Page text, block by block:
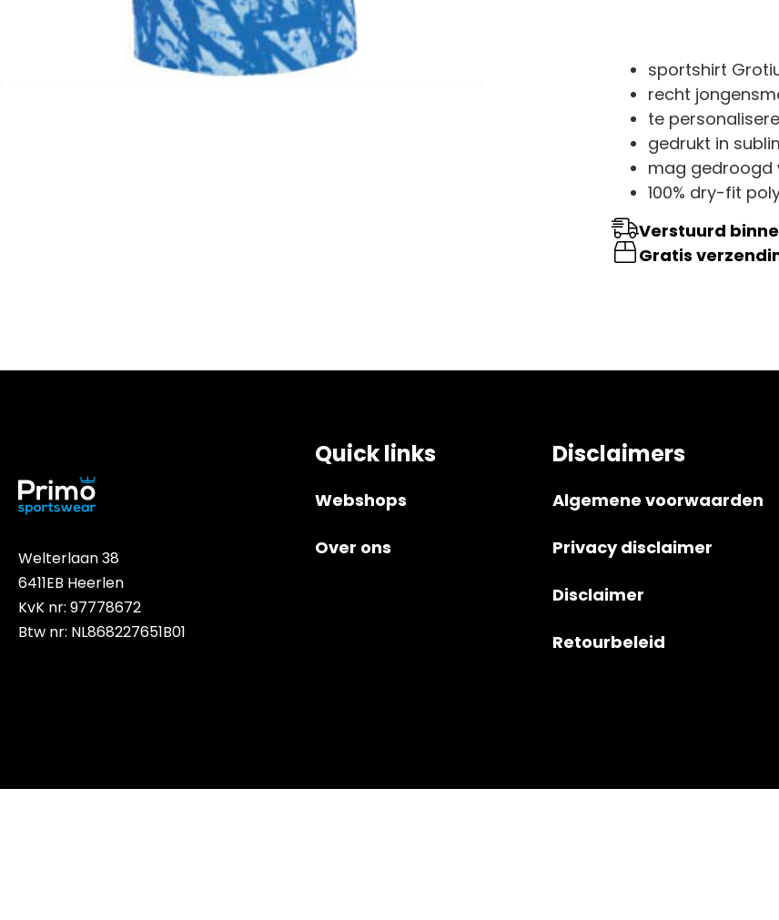
sportshirt
recht
te
gedrukt in
mag gedroogd
100% dry-fit
Verstuurd
Gratis
Welterlaan 38
6411EB Heerlen
KvK nr: 97778672
Btw nr: NL868227651B01
Quick links
Webshops
Over ons
Disclaimers
Algemene voorwaarden
Privacy disclaimer
Disclaimer
Retourbeleid